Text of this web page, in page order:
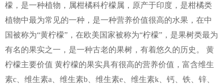
檬，是一种植物，属柑橘科柠檬属，原产于印度，是柑橘类
植物中最为常见的一种，是一种营养价值很高的水果，在中
国被称为“黄柠檬”，在欧美国家被称为“柠檬”，是果树类最为
有名的果实之一，是一种古老的果树，有着悠久的历史。 黄
柠檬主要价值 黄柠檬的果实具有很高的营养价值，富含维生
素c、维生素a、维生素b、维生素e、维生素k、钙、铁、锌、